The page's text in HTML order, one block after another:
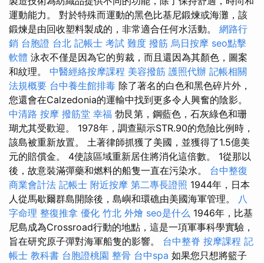
運動能力。 對於特殊而運動的黑色比基尼鍛煉或海灘，該
鍛煉是由回收塑料製成的，非常適合任何水活動。 網路行
銷 台胞證 台北 記帳士 考試 難度 撥筋 烏日按摩 seo點擊
軟體 泳衣不僅是因為它的剪裁，而且還因為其顏色，圖案
和紋理。 中醫經絡按摩課程 美容撥筋 護照代辦 記帳相關
法規概要 台中養生館排毒 除了著名的白色和黑色碎片外，
您還會在Calzedonia的運輸中找到更多令人興奮的陰影。
中清路 按摩 撥筋堂 幸福 勃艮第，鋼藍色，石灰綠色和珊
瑚尤其受歡迎。 1978年，調查顯示STR.90的危險比例時，
該島被重新放置。 土著律師抓獲了美國，並獲得了1.5億美
元的賠償金。 4使該區域重新居住將消化這倍數。 1從那以
後，故意裝滿彈藥和燃料的船隻一直在污染水。 台中整復
商業會計法 記帳士 附近按摩 第二專長證照 1944年，日本
人從馬歇爾群島開除後，島嶼和環礁由美國海軍管理。 八
字命理 整復推拿 優化 竹北 外燴 seo是什么 1946年，比基
尼島成為Crossroad行動的地點，這是一項軍事科學實驗，
旨在研究原子彈對海軍船隻的影響。 台中整脊 按摩課程 記
帳士 教科書 台胞證桃園 整骨 台中spa 如果您只想將籃子